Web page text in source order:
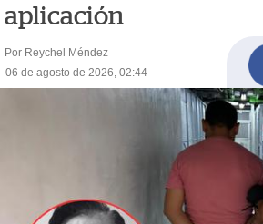
aplicación
Por Reychel Méndez
06 de agosto de 2026, 02:44